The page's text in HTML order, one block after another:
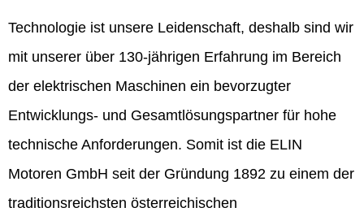
Technologie ist unsere Leidenschaft, deshalb sind wir
mit unserer über 130-jährigen Erfahrung im Bereich
der elektrischen Maschinen ein bevorzugter
Entwicklungs- und Gesamtlösungspartner für hohe
technische Anforderungen. Somit ist die ELIN
Motoren GmbH seit der Gründung 1892 zu einem der
traditionsreichsten österreichischen